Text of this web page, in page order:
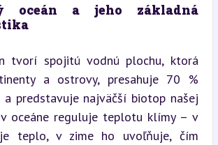
oceán a jeho základná
tvorí spojitú vodnú plochu, ktorá
a ostrovy, presahuje 70 %
a predstavuje najväčší biotop našej
v oceáne reguluje teplotu klímy – v
teplo, v zime ho uvoľňuje, čím